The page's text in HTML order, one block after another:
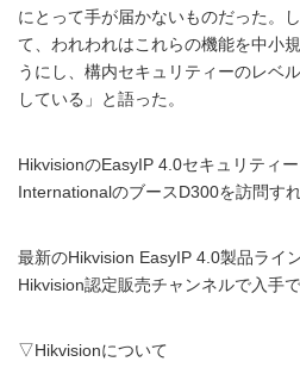
にとって手が届かないものだった。
て、われわれはこれらの機能を中小
うにし、構内セキュリティーのレベ
している」と語った。
HikvisionのEasyIP 4.0セキュリティ
InternationalのブースD300を訪問す
最新のHikvision EasyIP 4.0製品ライ
Hikvision認定販売チャンネルで入手で
▽Hikvisionについて